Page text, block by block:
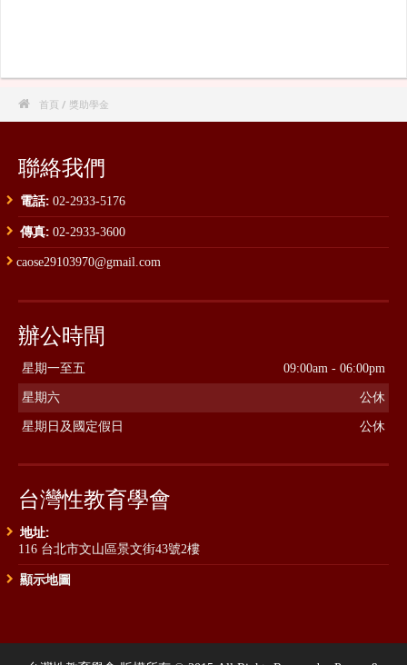
 首頁 / 獎助學金
聯絡我們
電話: 02-2933-5176
傳真: 02-2933-3600
caose29103970@gmail.com
辦公時間
星期一至五 09:00am - 06:00pm
星期六 公休
星期日及國定假日 公休
台灣性教育學會
地址:
116 台北市文山區景文街43號2樓
顯示地圖